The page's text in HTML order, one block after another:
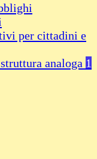
per cittadini e
analoga 1